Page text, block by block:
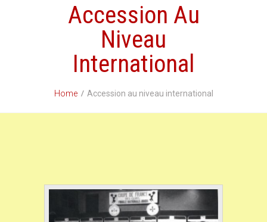
Accession Au
Niveau
International
Home Accession au niveau international